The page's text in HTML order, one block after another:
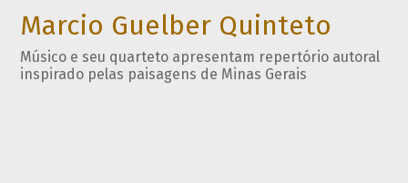
Marcio Guelber Quinteto
Músico e seu quarteto apresentam repertório autoral
inspirado pelas paisagens de Minas Gerais